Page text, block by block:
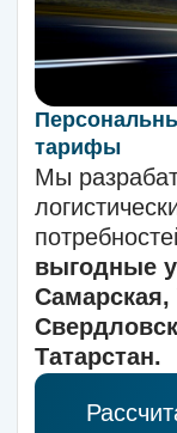
Или свяжите
контактам
kamaz-
8 (800)